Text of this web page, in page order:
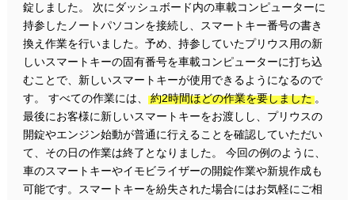
錠しました。 次にダッシュボード内の車載コンピューターに
持参したノートパソコンを接続し、スマートキー番号の書き
換え作業を行いました。予め、持参していたプリウス用の新
しいスマートキーの固有番号を車載コンピューターに打ち込
むことで、新しいスマートキーが使用できるようになるので
す。 すべての作業には、
約2時間ほどの作業を要しました。
最後にお客様に新しいスマートキーをお渡しし、プリウスの
開錠やエンジン始動が普通に行えることを確認していただい
て、その日の作業は終了となりました。 今回の例のように、
車のスマートキーやイモビライザーの開錠作業や新規作成も
可能です。スマートキーを紛失された場合にはお気軽にご相